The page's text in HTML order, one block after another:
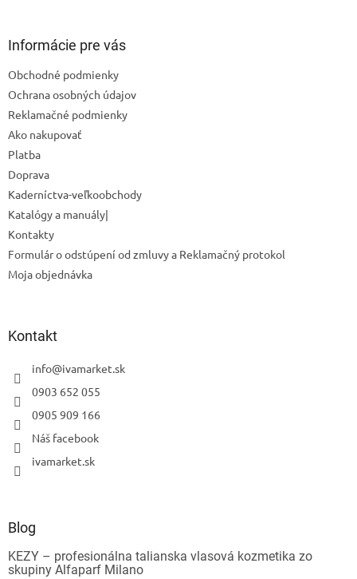
Informácie pre vás
Obchodné podmienky
Ochrana osobných údajov
Reklamačné podmienky
Ako nakupovať
Platba
Doprava
Kaderníctva-veľkoobchody
Katalógy a manuály|
Kontakty
Formulár o odstúpení od zmluvy a Reklamačný protokol
Moja objednávka
Kontakt
info@ivamarket.sk
0903 652 055
0905 909 166
Náš facebook
ivamarket.sk
Blog
KEZY – profesionálna talianska vlasová kozmetika zo
skupiny Alfaparf Milano